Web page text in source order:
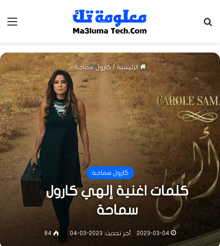
الرئيسية / كارول سماحة
كارول سماحة
كلمات اغنية إلهي كارول
سماحة
2023-03-04 آخر تحديث: 2023-03-04 84